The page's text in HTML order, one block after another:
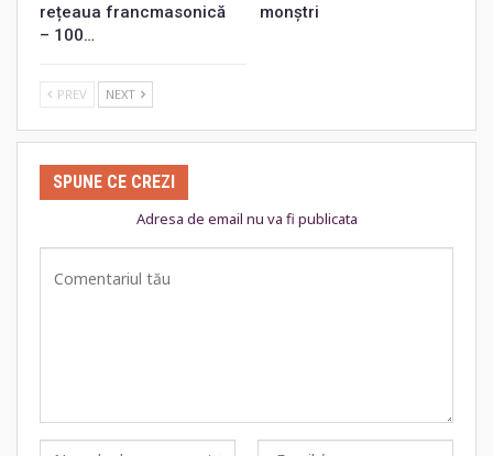
rețeaua francmasonică
– 100…
monștri
PREV NEXT
SPUNE CE CREZI
Adresa de email nu va fi publicata